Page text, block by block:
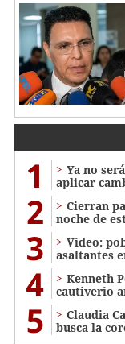
1
Ya no
aplicar
2
Cierran
noche de
3
Video:
asaltantes
4
Kenneth
cautiverio
5
Claudia
busca la